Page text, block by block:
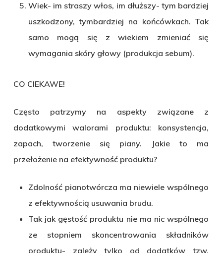
Wiek- im straszy włos, im dłuższy- tym bardziej
uszkodzony, tymbardziej na końcówkach. Tak
samo mogą się z wiekiem zmieniać się
wymagania skóry głowy (produkcja sebum).
CO CIEKAWE!
Często patrzymy na aspekty związane z
dodatkowymi walorami produktu: konsystencja,
zapach, tworzenie się piany. Jakie to ma
przełożenie na efektywność produktu?
Zdolność pianotwórcza ma niewiele wspólnego
z efektywnością usuwania brudu.
Tak jak gęstość produktu nie ma nic wspólnego
ze stopniem skoncentrowania składników
produktu- zależy tylko od dodatków tzw.